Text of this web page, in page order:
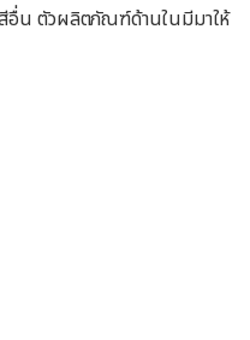
อื่น ตัวผลิตภัณฑ์ด้านในมีมาให้